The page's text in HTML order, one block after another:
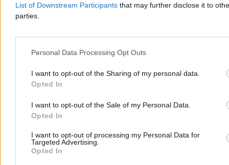
List of Downstream Participants that may further disclose it to
parties.
Personal Data Processing Opt Outs
I want to opt-out of the Sharing of my personal data.
Opted In
I want to opt-out of the Sale of my Personal Data.
Opted In
I want to opt-out of processing my Personal Data for
Targeted Advertising.
Opted In